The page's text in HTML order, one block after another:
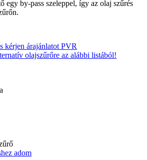
egy by-pass szeleppel, így az olaj szűrés
kérjen árajánlatot PVR
olajszűrőre az alábbi listából!
adom